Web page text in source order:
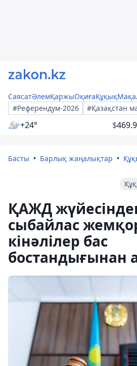
СаясатӘлемҚаржыОқиғаҚұқық
#Референдум-2026
#Қазақстан
+24° $
Басты Барлық жаңалықтар
ҚАЖД
сыбайлас
кінәлілер бас